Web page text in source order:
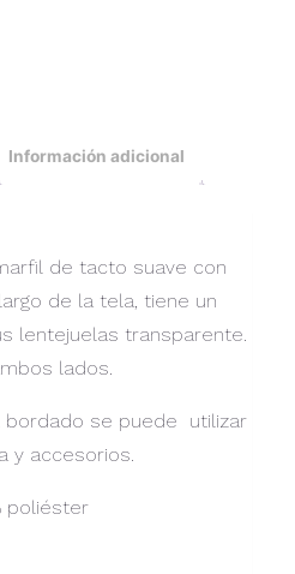
Información adicional
de tacto suave con
de la tela, tiene un
lentejuelas transparente.
lados.
bordado se puede utilizar
y accesorios.
poliéster